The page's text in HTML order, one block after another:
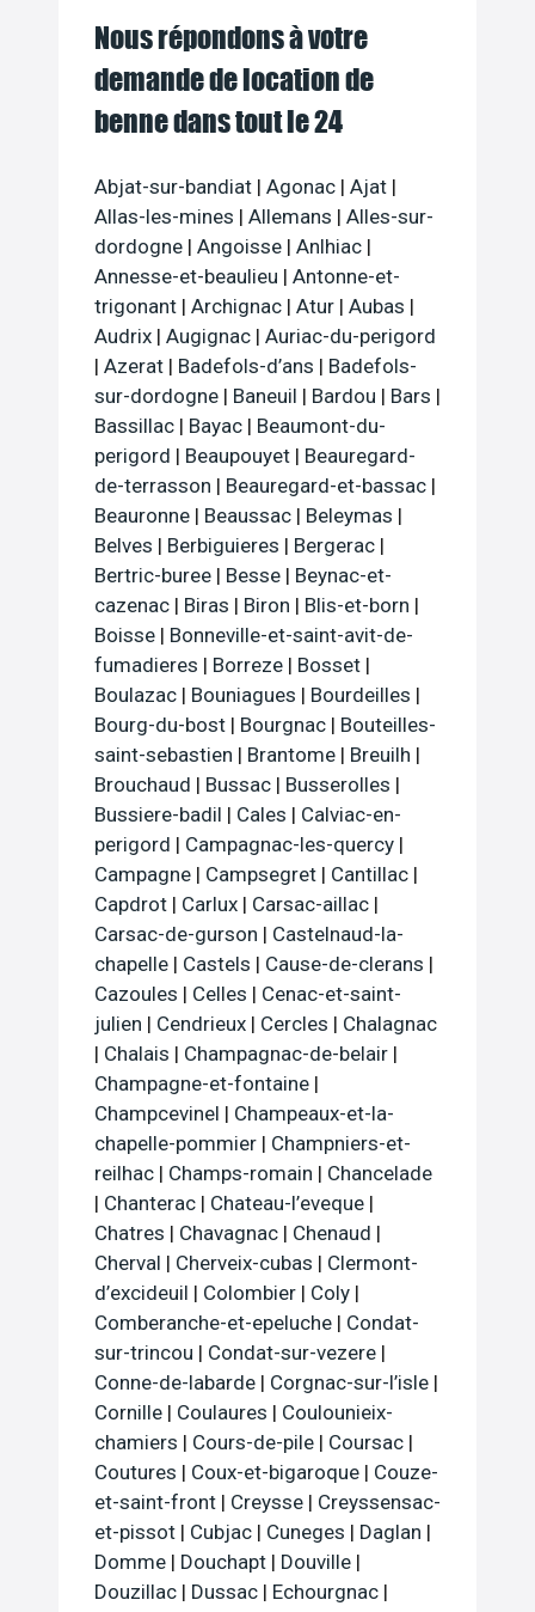
Nous répondons à votre
demande de location de
benne dans tout le 24
Abjat-sur-bandiat | Agonac | Ajat |
Allas-les-mines | Allemans | Alles-sur-
dordogne | Angoisse | Anlhiac |
Annesse-et-beaulieu | Antonne-et-
trigonant | Archignac | Atur | Aubas |
Audrix | Augignac | Auriac-du-perigord
| Azerat | Badefols-d’ans | Badefols-
sur-dordogne | Baneuil | Bardou | Bars |
Bassillac | Bayac | Beaumont-du-
perigord | Beaupouyet | Beauregard-
de-terrasson | Beauregard-et-bassac |
Beauronne | Beaussac | Beleymas |
Belves | Berbiguieres | Bergerac |
Bertric-buree | Besse | Beynac-et-
cazenac | Biras | Biron | Blis-et-born |
Boisse | Bonneville-et-saint-avit-de-
fumadieres | Borreze | Bosset |
Boulazac | Bouniagues | Bourdeilles |
Bourg-du-bost | Bourgnac | Bouteilles-
saint-sebastien | Brantome | Breuilh |
Brouchaud | Bussac | Busserolles |
Bussiere-badil | Cales | Calviac-en-
perigord | Campagnac-les-quercy |
Campagne | Campsegret | Cantillac |
Capdrot | Carlux | Carsac-aillac |
Carsac-de-gurson | Castelnaud-la-
chapelle | Castels | Cause-de-clerans |
Cazoules | Celles | Cenac-et-saint-
julien | Cendrieux | Cercles | Chalagnac
| Chalais | Champagnac-de-belair |
Champagne-et-fontaine |
Champcevinel | Champeaux-et-la-
chapelle-pommier | Champniers-et-
reilhac | Champs-romain | Chancelade
| Chanterac | Chateau-l’eveque |
Chatres | Chavagnac | Chenaud |
Cherval | Cherveix-cubas | Clermont-
d’excideuil | Colombier | Coly |
Comberanche-et-epeluche | Condat-
sur-trincou | Condat-sur-vezere |
Conne-de-labarde | Corgnac-sur-l’isle |
Cornille | Coulaures | Coulounieix-
chamiers | Cours-de-pile | Coursac |
Coutures | Coux-et-bigaroque | Couze-
et-saint-front | Creysse | Creyssensac-
et-pissot | Cubjac | Cuneges | Daglan |
Domme | Douchapt | Douville |
Douzillac | Dussac | Echourgnac |